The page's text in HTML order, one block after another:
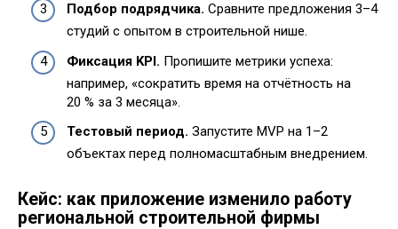
Подбор подрядчика. Сравните предложения 3–4
студий с опытом в строительной нише.
Фиксация KPI. Пропишите метрики успеха:
например, «сократить время на отчётность на
20 % за 3 месяца».
Тестовый период. Запустите MVP на 1–2
объектах перед полномасштабным внедрением.
Кейс: как приложение изменило работу
региональной строительной фирмы